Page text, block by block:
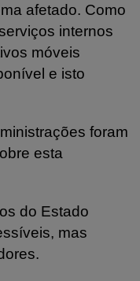
afetado. Como
internos
móveis
e isto
foram
esta
do Estado
mas